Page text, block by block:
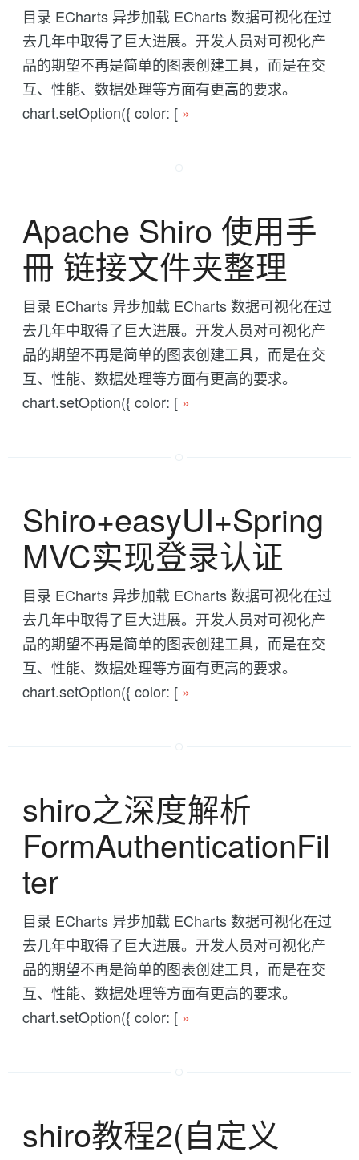
目录 ECharts 异步加载 ECharts 数据可视化在过
去几年中取得了巨大进展。开发人员对可视化产
品的期望不再是简单的图表创建工具，而是在交
互、性能、数据处理等方面有更高的要求。
chart.setOption({ color: [ »
Apache Shiro 使用手
冊 链接文件夹整理
目录 ECharts 异步加载 ECharts 数据可视化在过
去几年中取得了巨大进展。开发人员对可视化产
品的期望不再是简单的图表创建工具，而是在交
互、性能、数据处理等方面有更高的要求。
chart.setOption({ color: [ »
Shiro+easyUI+Spring
MVC实现登录认证
目录 ECharts 异步加载 ECharts 数据可视化在过
去几年中取得了巨大进展。开发人员对可视化产
品的期望不再是简单的图表创建工具，而是在交
互、性能、数据处理等方面有更高的要求。
chart.setOption({ color: [ »
shiro之深度解析
FormAuthenticationFil
ter
目录 ECharts 异步加载 ECharts 数据可视化在过
去几年中取得了巨大进展。开发人员对可视化产
品的期望不再是简单的图表创建工具，而是在交
互、性能、数据处理等方面有更高的要求。
chart.setOption({ color: [ »
shiro教程2(自定义